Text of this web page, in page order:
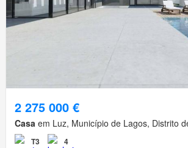
2 275 000 €
Casa em Luz, Município de Lagos, Distrito
T3 4